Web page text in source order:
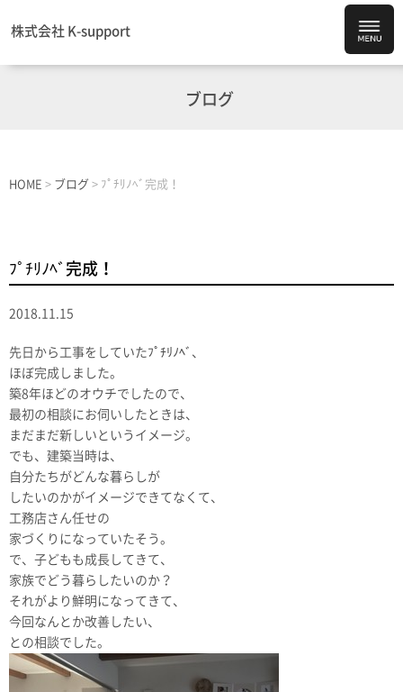
株式会社 K-support
ブログ
HOME > ブログ > ﾌﾟﾁﾘﾉﾍﾞ完成！
ﾌﾟﾁﾘﾉﾍﾞ完成！
2018.11.15
先日から工事をしていたﾌﾟﾁﾘﾉﾍﾞ、
ほぼ完成しました。
築8年ほどのオウチでしたので、
最初の相談にお伺いしたときは、
まだまだ新しいというイメージ。
でも、建築当時は、
自分たちがどんな暮らしが
したいのかがイメージできてなくて、
工務店さん任せの
家づくりになっていたそう。
で、子どもも成長してきて、
家族でどう暮らしたいのか？
それがより鮮明になってきて、
今回なんとか改善したい、
との相談でした。